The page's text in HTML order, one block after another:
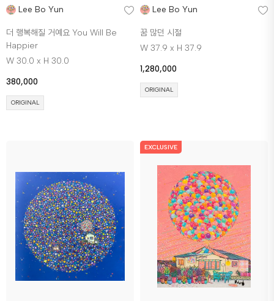
Lee Bo Yun
더 행복해질 거예요 You Will Be
Happier
W 30.0 x H 30.0
380,000
ORIGINAL
Lee Bo Yun
꿈 많던 시절
W 37.9 x H 37.9
1,280,000
ORIGINAL
EXCLUSIVE